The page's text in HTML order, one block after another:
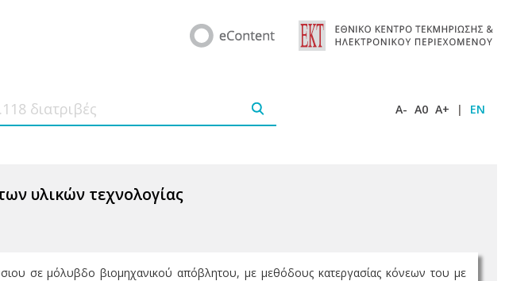
A- A0 A+ | EN
υλικών τεχνολογίας
σε μόλυβδο βιομηχανικού απόβλητου, με μεθόδους κατεργασίας κόνεων του με